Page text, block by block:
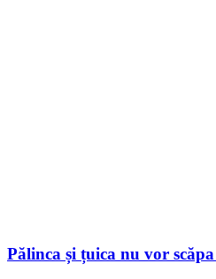
Pălinca și țuica nu vor scăpa